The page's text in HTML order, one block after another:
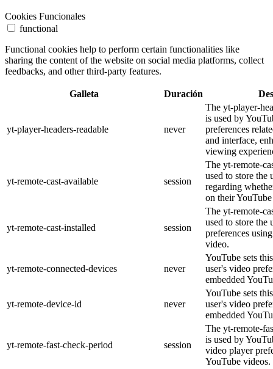
Cookies Funcionales
functional
Functional cookies help to perform certain functionalities like
sharing the content of the website on social media platforms, collect
feedbacks, and other third-party features.
Galleta Duración
yt-player-headers-readable never
The yt-player-
is used by
preferences
and interface,
viewing
yt-remote-cast-available session
The yt-remote-
used to store the
regarding
on their
yt-remote-cast-installed session
The yt-remote-
used to store the
preferences
video.
yt-remote-connected-devices never
YouTube sets
user's video
embedded
yt-remote-device-id never
YouTube sets
user's video
embedded
yt-remote-fast-check-period session
The yt-remote-
is used by
video player
YouTube videos.